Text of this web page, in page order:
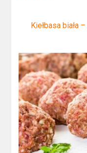
Kiełbasa biała